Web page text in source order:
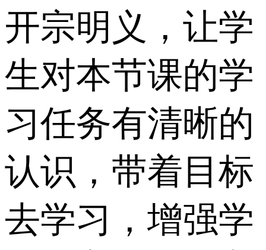
开宗明义，让学
生对本节课的学
习任务有清晰的
认识，带着目标
去学习，增强学